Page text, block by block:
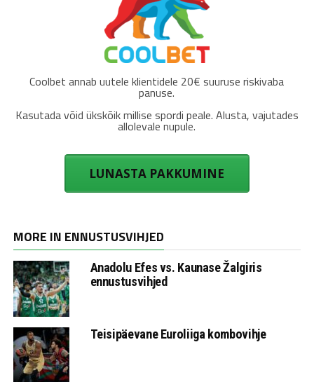
Coolbet annab uutele klientidele 20€ suuruse riskivaba
panuse.
Kasutada võid ükskõik millise spordi peale. Alusta, vajutades
allolevale nupule.
LUNASTA PAKKUMINE
MORE IN ENNUSTUSVIHJED
Anadolu Efes vs. Kaunase Žalgiris
ennustusvihjed
Teisipäevane Euroliiga kombovihje